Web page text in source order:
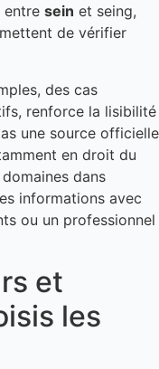
entre sein et seing,
de vérifier
des cas
renforce la lisibilité
une source officielle
en droit du
dans
informations avec
ou un professionnel
et
les